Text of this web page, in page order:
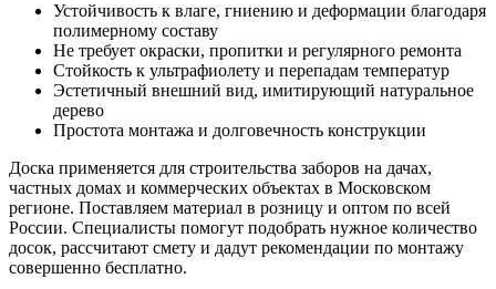
Устойчивость к влаге, гниению и деформации благодаря
полимерному составу
Не требует окраски, пропитки и регулярного ремонта
Стойкость к ультрафиолету и перепадам температур
Эстетичный внешний вид, имитирующий натуральное
дерево
Простота монтажа и долговечность конструкции
Доска применяется для строительства заборов на дачах,
частных домах и коммерческих объектах в Московском
регионе. Поставляем материал в розницу и оптом по всей
России. Специалисты помогут подобрать нужное количество
досок, рассчитают смету и дадут рекомендации по монтажу
совершенно бесплатно.